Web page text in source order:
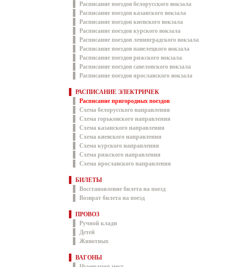
Расписание поездов белорусского вокзала
Расписание поездов казанского вокзала
Расписание поездов киевского вокзала
Расписание поездов курского вокзала
Расписание поездов ленинградского вокзала
Расписание поездов павелецкого вокзала
Расписание поездов рижского вокзала
Расписание поездов савеловского вокзала
Расписание поездов ярославского вокзала
РАСПИСАНИЕ ЭЛЕКТРИЧЕК
Расписание пригородных поездов
Схема белорусского направления
Схема горьковского направления
Схема казанского направления
Схема киевского направления
Схема курского направления
Схема рижского направления
Схема ярославского направления
БИЛЕТЫ
Восстановление билета на поезд
Возврат билета на поезд
ПРОВОЗ
Ручной клади
Детей
Животных
ВАГОНЫ